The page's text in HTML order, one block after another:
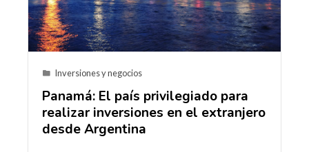
Inversiones y negocios
Panamá: El país privilegiado para
realizar inversiones en el extranjero
desde Argentina